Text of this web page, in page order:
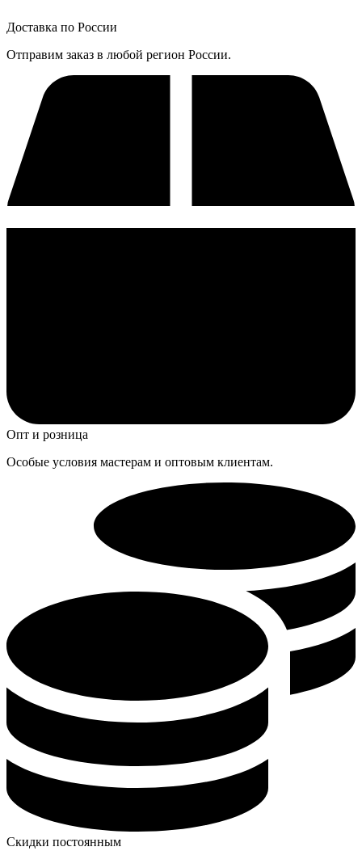
Доставка по России
Отправим заказ в любой регион России.
Опт и розница
Особые условия мастерам и оптовым клиентам.
Скидки постоянным